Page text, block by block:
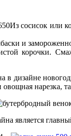
Из сосисок или
и
корочки.
в дизайне
нарезка,
является